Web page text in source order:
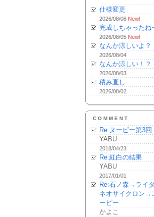
仕様変更
2026/08/06 New!
完成しちゃったね
2026/08/05 New!
なんか涼しいよ？
2026/08/04
なんか涼しい！？
2026/08/03
積み直し
2026/08/02
COMMENT
Re:ヌーピー第3回
YABU
2018/04/23
Re:紅白の結果
YABU
2017/01/01
Re:石ノ森→ライ
ネオサイクロン→
ーピー
かよこ